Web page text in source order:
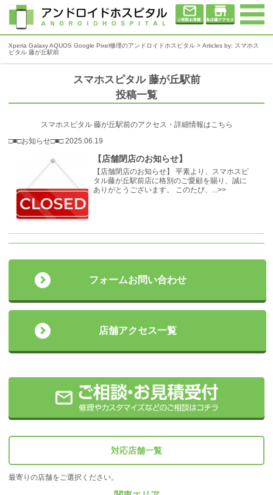
Xperia Galaxy AQUOS Google Pixel修理のアンドロイドホスピタル > Articles by: スマホス
ピタル 藤が丘駅前
スマホスピタル 藤が丘駅前
投稿一覧
スマホスピタル 藤が丘駅前のアクセス・詳細情報はこちら
□■□お知らせ□■□ 2025.06.19
【店舗閉店のお知らせ】
【店舗閉店のお知らせ】 平素より、スマホスピ
タル藤が丘駅前店に格別のご愛顧を賜り、誠に
ありがとうございます。 このたび、...>>
フォームお問い合わせ
店舗アクセス一覧
対応店舗一覧
最寄りの店舗をご選択ください。